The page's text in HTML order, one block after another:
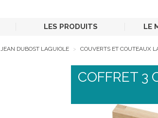
LES PRODUITS LE
JEAN DUBOST LAGUIOLE COUVERTS ET COUTEAUX
COFFRET 3